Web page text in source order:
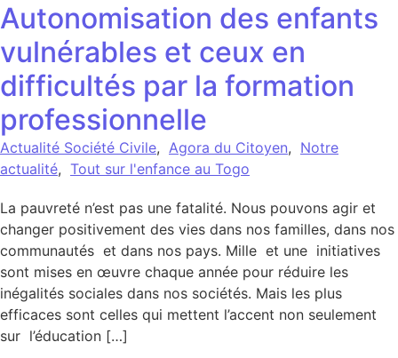
Autonomisation des enfants
vulnérables et ceux en
difficultés par la formation
professionnelle
Actualité Société Civile, Agora du Citoyen, Notre
actualité, Tout sur l'enfance au Togo
La pauvreté n’est pas une fatalité. Nous pouvons agir et
changer positivement des vies dans nos familles, dans nos
communautés et dans nos pays. Mille et une initiatives
sont mises en œuvre chaque année pour réduire les
inégalités sociales dans nos sociétés. Mais les plus
efficaces sont celles qui mettent l’accent non seulement
sur l’éducation […]